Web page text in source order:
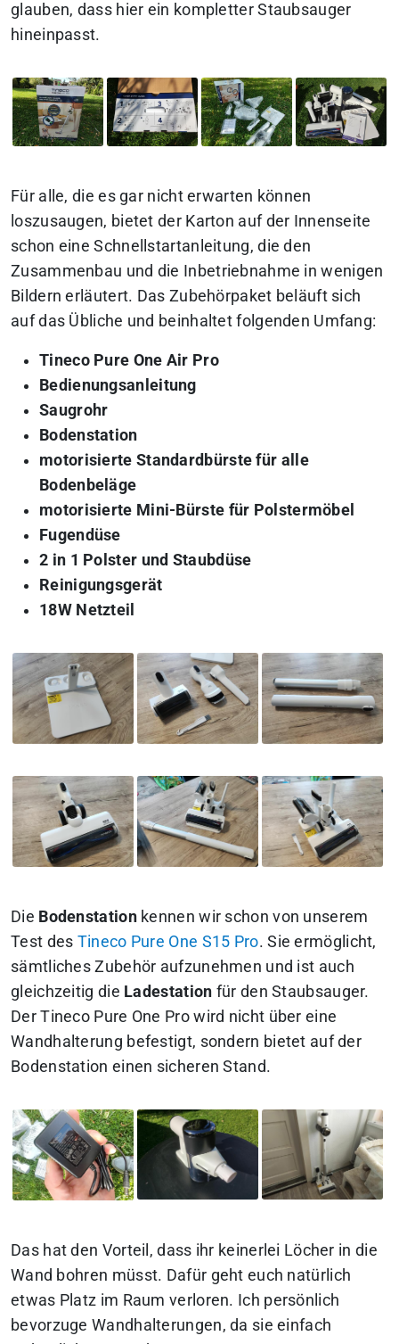
glauben, dass hier ein kompletter Staubsauger
hineinpasst.
Für alle, die es gar nicht erwarten können
loszusaugen, bietet der Karton auf der Innenseite
schon eine Schnellstartanleitung, die den
Zusammenbau und die Inbetriebnahme in wenigen
Bildern erläutert. Das Zubehörpaket beläuft sich
auf das Übliche und beinhaltet folgenden Umfang:
Tineco Pure One Air Pro
Bedienungsanleitung
Saugrohr
Bodenstation
motorisierte Standardbürste für alle
Bodenbeläge
motorisierte Mini-Bürste für Polstermöbel
Fugendüse
2 in 1 Polster und Staubdüse
Reinigungsgerät
18W Netzteil
Die Bodenstationkennen wir schon von unserem
Test des Tineco Pure One S15 Pro. Sie ermöglicht,
sämtliches Zubehör aufzunehmen und ist auch
gleichzeitig die Ladestation für den Staubsauger.
Der Tineco Pure One Pro wird nicht über eine
Wandhalterung befestigt, sondern bietet auf der
Bodenstation einen sicheren Stand.
Das hat den Vorteil, dass ihr keinerlei Löcher in die
Wand bohren müsst. Dafür geht euch natürlich
etwas Platz im Raum verloren. Ich persönlich
bevorzuge Wandhalterungen, da sie einfach